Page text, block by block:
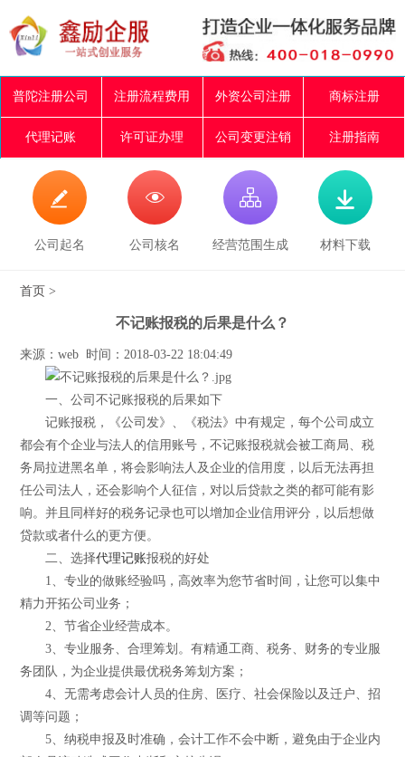
普陀注册公司 注册流程费用 外资公司注册 商标注册
代理记账 许可证办理 公司变更注销 注册指南

公司起名

公司核名

经营范围生成

材料下载
首页 >
不记账报税的后果是什么？
来源：web 时间：2018-03-22 18:04:49
一、公司不记账报税的后果如下
记账报税，《公司发》、《税法》中有规定，每个公司成立
都会有个企业与法人的信用账号，不记账报税就会被工商局、税
务局拉进黑名单，将会影响法人及企业的信用度，以后无法再担
任公司法人，还会影响个人征信，对以后贷款之类的都可能有影
响。并且同样好的税务记录也可以增加企业信用评分，以后想做
贷款或者什么的更方便。
二、选择代理记账报税的好处
1、专业的做账经验吗，高效率为您节省时间，让您可以集中
精力开拓公司业务；
2、节省企业经营成本。
3、专业服务、合理筹划。有精通工商、税务、财务的专业服
务团队，为企业提供最优税务筹划方案；
4、无需考虑会计人员的住房、医疗、社会保险以及迁户、招
调等问题；
5、纳税申报及时准确，会计工作不会中断，避免由于企业内